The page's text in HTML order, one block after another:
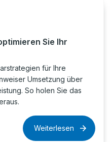
Sie Ihr
für Ihre
Umsetzung über
So holen Sie das
Weiterlesen